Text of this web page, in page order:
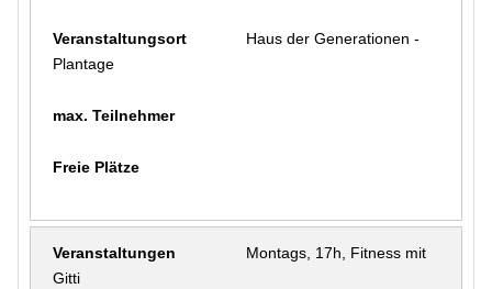
Haus der Generationen -
Plantage
Montags, 17h, Fitness mit
Gitti